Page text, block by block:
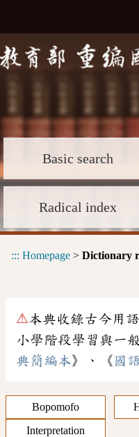
Basic search
Radical index
::: Homepage > Dictionary
⚠本典收錄古今用語
小學階段學習與一
典簡編本》、《 國
Bopomofo
Interpretation